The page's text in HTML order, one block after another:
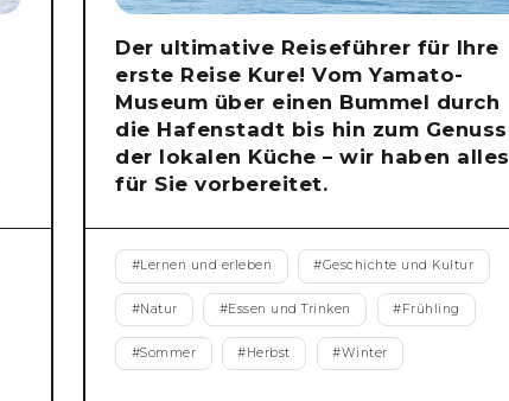
Der ultimative Reiseführer für Ihre
erste Reise Kure! Vom Yamato-
Museum über einen Bummel durch
die Hafenstadt bis hin zum Genuss
der lokalen Küche – wir haben alles
für Sie vorbereitet.
#Lernen und erleben #Geschichte und Kultur
#Natur #Essen und Trinken #Frühling
#Sommer #Herbst #Winter